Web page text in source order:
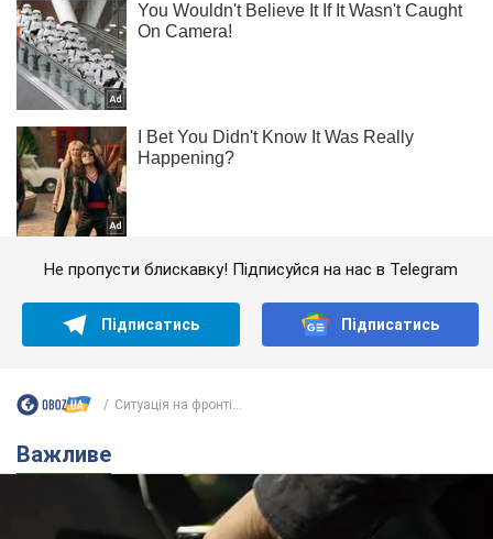
Не пропусти блискавку! Підписуйся на нас в Telegram
Підписатись Підписатись
Ситуація на фронті...
Важливе